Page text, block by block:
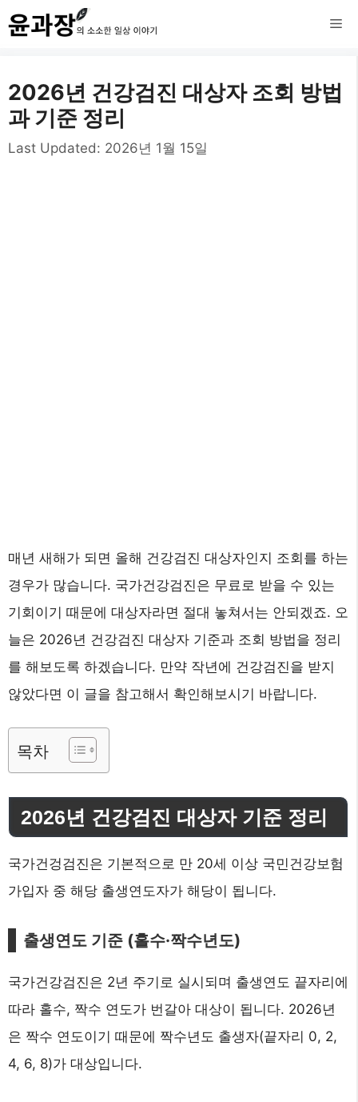
컨
텐
로
건
너
메
2026년 건강검진 대상자 조회 방법
과 기준 정리
Last Updated: 2026년 1월 15일
매년 새해가 되면 올해 건강검진 대상자인지 조회를 하는
경우가 많습니다. 국가건강검진은 무료로 받을 수 있는
기회이기 때문에 대상자라면 절대 놓쳐서는 안되겠죠. 오
늘은 2026년 건강검진 대상자 기준과 조회 방법을 정리
를 해보도록 하겠습니다. 만약 작년에 건강검진을 받지
않았다면 이 글을 참고해서 확인해보시기 바랍니다.
목차
2026년 건강검진 대상자 기준 정리
국가건겅검진은 기본적으로 만 20세 이상 국민건강보험
가입자 중 해당 출생연도자가 해당이 됩니다.
출생연도 기준 (홀수·짝수년도)
국가건강검진은 2년 주기로 실시되며 출생연도 끝자리에
따라 홀수, 짝수 연도가 번갈아 대상이 됩니다. 2026년
은 짝수 연도이기 때문에 짝수년도 출생자(끝자리 0, 2,
4, 6, 8)가 대상입니다.